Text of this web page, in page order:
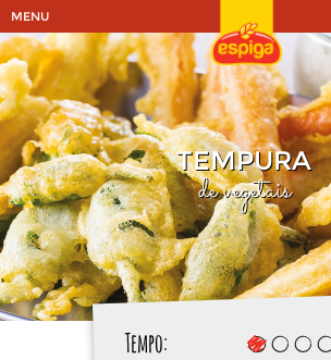
MENU
TEMPURA
de vegetais
Tempo: